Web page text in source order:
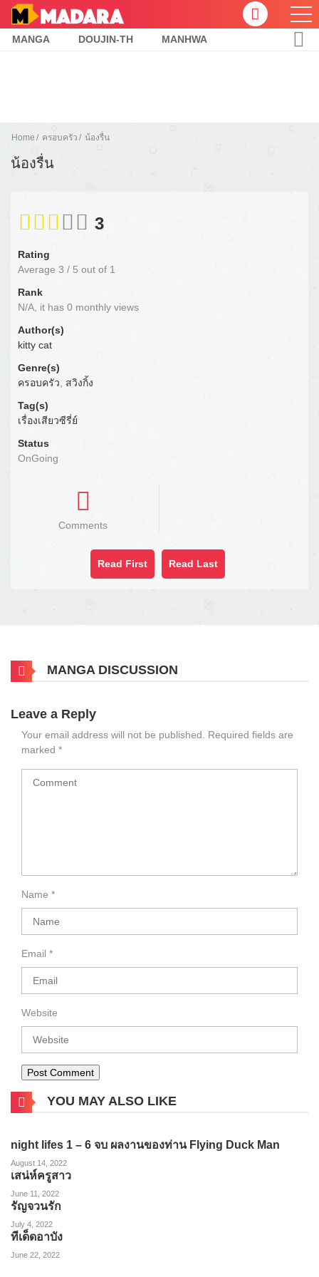
MANGA DOUJIN-TH MANHWA
Home ครอบครัว น้องรื่น
น้องรื่น
3
Rating
Average 3 / 5 out of 1
Rank
N/A, it has 0 monthly views
Author(s)
kitty cat
Genre(s)
ครอบครัว, สวิงกิ้ง
Tag(s)
เรื่องเสียวซีรี่ย์
Status
OnGoing
Comments
Read First Read Last
MANGA DISCUSSION
Leave a Reply
Your email address will not be published. Required fields are
marked *
Name *
Email *
Website
YOU MAY ALSO LIKE
night lifes 1 – 6 จบ ผลงานของท่าน Flying Duck Man
August 14, 2022
เสน่ห์ครูสาว
June 11, 2022
รัญจวนรัก
July 4, 2022
ทีเด็ดอาบัง
June 22, 2022